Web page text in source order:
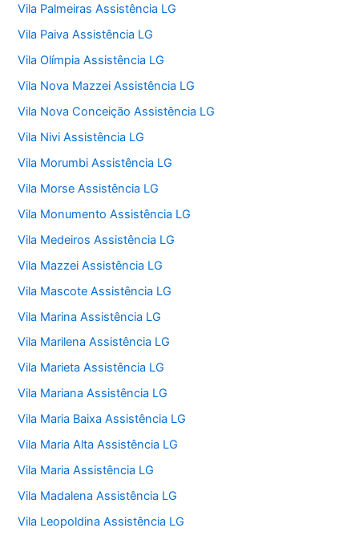
Vila Palmeiras Assistência LG
Vila Paiva Assistência LG
Vila Olímpia Assistência LG
Vila Nova Mazzei Assistência LG
Vila Nova Conceição Assistência LG
Vila Nivi Assistência LG
Vila Morumbi Assistência LG
Vila Morse Assistência LG
Vila Monumento Assistência LG
Vila Medeiros Assistência LG
Vila Mazzei Assistência LG
Vila Mascote Assistência LG
Vila Marina Assistência LG
Vila Marilena Assistência LG
Vila Marieta Assistência LG
Vila Mariana Assistência LG
Vila Maria Baixa Assistência LG
Vila Maria Alta Assistência LG
Vila Maria Assistência LG
Vila Madalena Assistência LG
Vila Leopoldina Assistência LG